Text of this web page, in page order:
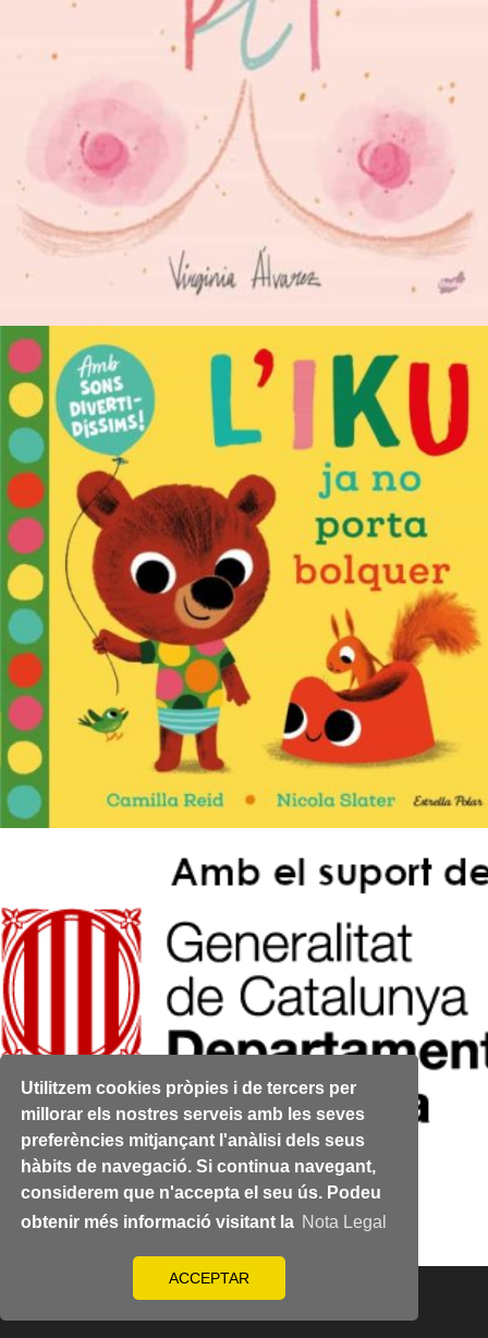
Utilitzem cookies pròpies i de tercers per
millorar els nostres serveis amb les seves
preferències mitjançant l'anàlisi dels seus
hàbits de navegació. Si continua navegant,
considerem que n'accepta el seu ús. Podeu
obtenir més informació visitant la Nota Legal
ACCEPTAR
Pàgina 4 de 4
Anterior
Següent